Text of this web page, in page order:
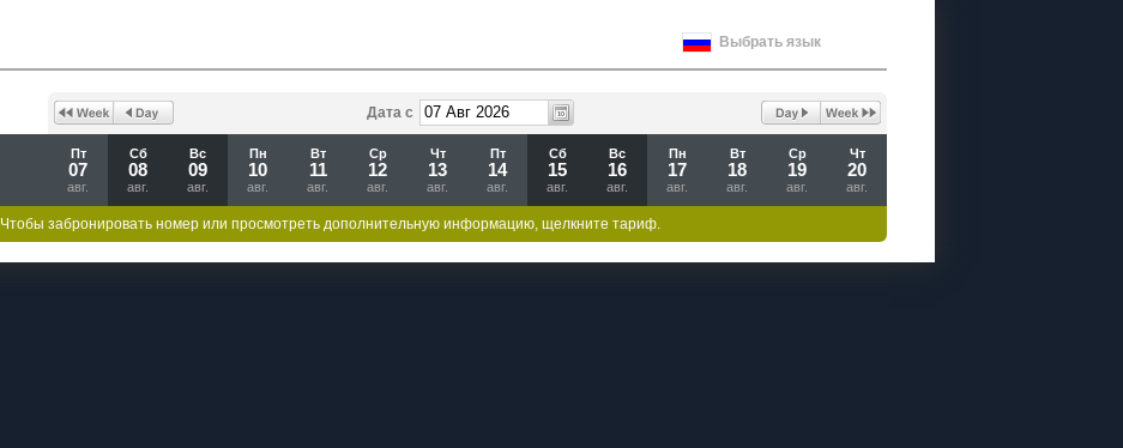
Выбрать язык
Дата с
Пт
07
авг.
Сб
08
авг.
Вс
09
авг.
Пн
10
авг.
Вт
11
авг.
Ср
12
авг.
Чт
13
авг.
Пт
14
авг.
Сб
15
авг.
Вс
16
авг.
Пн
17
авг.
Вт
18
авг.
Ср
19
авг.
Чт
20
авг.
Чтобы забронировать номер или просмотреть дополнительную информацию, щелкните тариф.